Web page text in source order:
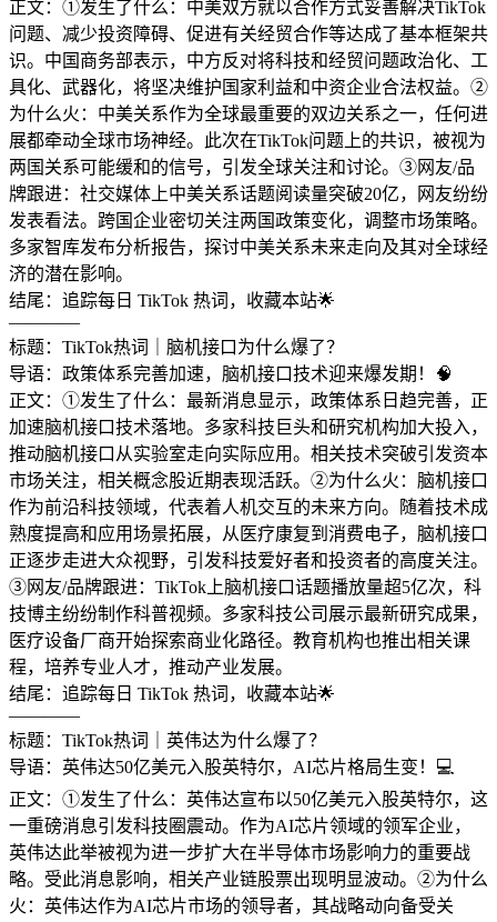
正文：①发生了什么：中美双方就以合作方式妥善解决TikTok
问题、减少投资障碍、促进有关经贸合作等达成了基本框架共
识。中国商务部表示，中方反对将科技和经贸问题政治化、工
具化、武器化，将坚决维护国家利益和中资企业合法权益。②
为什么火：中美关系作为全球最重要的双边关系之一，任何进
展都牵动全球市场神经。此次在TikTok问题上的共识，被视为
两国关系可能缓和的信号，引发全球关注和讨论。③网友/品
牌跟进：社交媒体上中美关系话题阅读量突破20亿，网友纷纷
发表看法。跨国企业密切关注两国政策变化，调整市场策略。
多家智库发布分析报告，探讨中美关系未来走向及其对全球经
济的潜在影响。
结尾：追踪每日 TikTok 热词，收藏本站🌟
————
标题：TikTok热词｜脑机接口为什么爆了？
导语：政策体系完善加速，脑机接口技术迎来爆发期！🧠
正文：①发生了什么：最新消息显示，政策体系日趋完善，正
加速脑机接口技术落地。多家科技巨头和研究机构加大投入，
推动脑机接口从实验室走向实际应用。相关技术突破引发资本
市场关注，相关概念股近期表现活跃。②为什么火：脑机接口
作为前沿科技领域，代表着人机交互的未来方向。随着技术成
熟度提高和应用场景拓展，从医疗康复到消费电子，脑机接口
正逐步走进大众视野，引发科技爱好者和投资者的高度关注。
③网友/品牌跟进：TikTok上脑机接口话题播放量超5亿次，科
技博主纷纷制作科普视频。多家科技公司展示最新研究成果，
医疗设备厂商开始探索商业化路径。教育机构也推出相关课
程，培养专业人才，推动产业发展。
结尾：追踪每日 TikTok 热词，收藏本站🌟
————
标题：TikTok热词｜英伟达为什么爆了？
导语：英伟达50亿美元入股英特尔，AI芯片格局生变！💻
正文：①发生了什么：英伟达宣布以50亿美元入股英特尔，这
一重磅消息引发科技圈震动。作为AI芯片领域的领军企业，
英伟达此举被视为进一步扩大在半导体市场影响力的重要战
略。受此消息影响，相关产业链股票出现明显波动。②为什么
火：英伟达作为AI芯片市场的领导者，其战略动向备受关